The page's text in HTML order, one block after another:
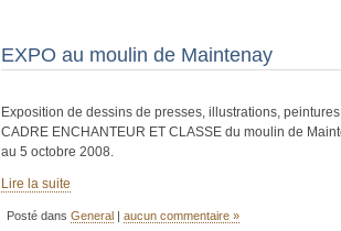
EXPO au moulin de Maintenay
Exposition de dessins de presses, illustrations,
CADRE ENCHANTEUR ET CLASSE du moulin de
au 5 octobre 2008.
Lire la suite
Posté dans General | aucun commentaire »